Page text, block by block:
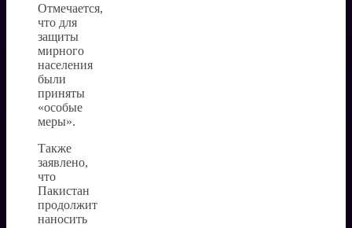
Отмечается,
что для
защиты
мирного
населения
были
приняты
«особые
меры».
Также
заявлено,
что
Пакистан
продолжит
наносить